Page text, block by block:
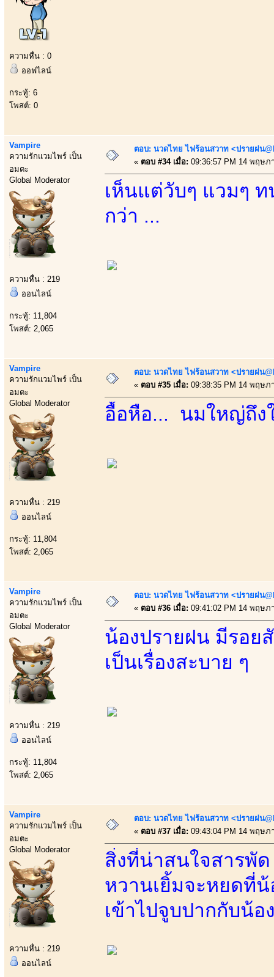
ความหื่น : 0
ออฟไลน์
กระทู้: 6
โพสต์: 0
Vampire
ความรักแวมไพร์ เป็น
อมตะ
Global Moderator
ความหื่น : 219
ออนไลน์
กระทู้: 11,804
โพสต์: 2,065
ตอบ: นวดไทย ไฟร้อนสวาท <ปรายฝน
« ตอบ #34 เมื่อ: 09:36:57 PM 14 พฤษภ
เห็นแต่วับๆ แวมๆ
กว่า ...
Vampire
ความรักแวมไพร์ เป็น
อมตะ
Global Moderator
ความหื่น : 219
ออนไลน์
กระทู้: 11,804
โพสต์: 2,065
ตอบ: นวดไทย ไฟร้อนสวาท <ปรายฝน
« ตอบ #35 เมื่อ: 09:38:35 PM 14 พฤษภ
อื้อหือ... นมใหญ่ถึง
Vampire
ความรักแวมไพร์ เป็น
อมตะ
Global Moderator
ความหื่น : 219
ออนไลน์
กระทู้: 11,804
โพสต์: 2,065
ตอบ: นวดไทย ไฟร้อนสวาท <ปรายฝน
« ตอบ #36 เมื่อ: 09:41:02 PM 14 พฤษภ
น้องปรายฝน มีรอ
เป็นเรื่องสะบาย ๆ
Vampire
ความรักแวมไพร์ เป็น
อมตะ
Global Moderator
ความหื่น : 219
ออนไลน์
ตอบ: นวดไทย ไฟร้อนสวาท <ปรายฝน
« ตอบ #37 เมื่อ: 09:43:04 PM 14 พฤษภ
สิ่งที่น่าสนใจสารพั
หวานเยิ้มจะหยดที่
เข้าไปจูบปากกับน้อ